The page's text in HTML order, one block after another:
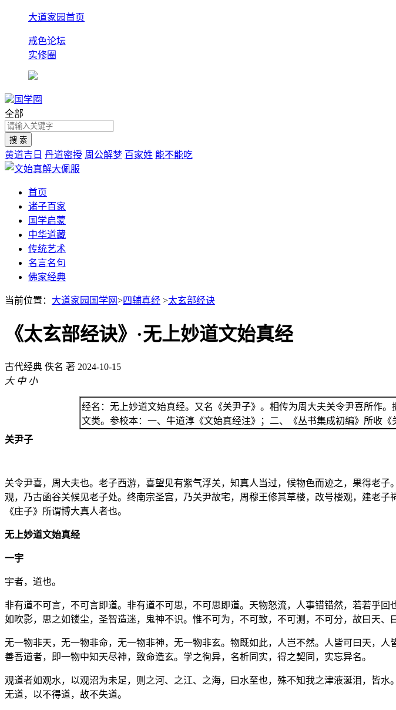
大道家园首页
戒色论坛
实修圈
国学圈
全部
黄道吉日 丹道密授 周公解梦 百家姓 能不能吃
首页
诸子百家
国学启蒙
中华道藏
传统艺术
名言名句
佛家经典
当前位置： 大道家园国学网>四辅真经 >太玄部经诀
《太玄部经诀》·无上妙道文始真经
古代经典 佚名 著 2024-10-15
大 中 小
经名：无上妙道文始真经。又名《关尹子》。相传为周大夫关令尹喜所作
文类。参校本：一、牛道淳《文始真经注》；二、《丛书集成初编》所收《
关尹子
关令尹喜，周大夫也。老子西游，喜望见有紫气浮关，知真人当过，候物色而迹之，果得老
观，乃古函谷关候见老子处。终南宗圣宫，乃关尹故宅，周穆王修其草楼，改号楼观，建老
《庄子》所谓博大真人者也。
无上妙道文始真经
一宇
宇者，道也。
非有道不可言，不可言即道。非有道不可思，不可思即道。天物怒流，人事错错然，若若乎
如吹影，思之如镂尘，圣智造迷，鬼神不识。惟不可为，不可致，不可测，不可分，故曰天、
无一物非天，无一物非命，无一物非神，无一物非玄。物既如此，人岂不然。人皆可曰天，人
善吾道者，即一物中知天尽神，致命造玄。学之徇异，名析同实，得之契同，实忘异名。
观道者如观水，以观沼为未足，则之河、之江、之海，曰水至也，殊不知我之津液涎泪，皆
无道，以不得道，故不失道。